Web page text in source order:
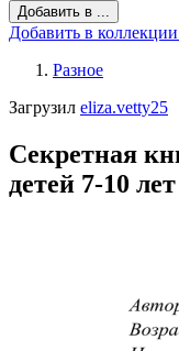
Добавить в ...
Добавить в коллекции
Разное
Загрузил eliza.vetty25
Секретная
детей 7-10 лет